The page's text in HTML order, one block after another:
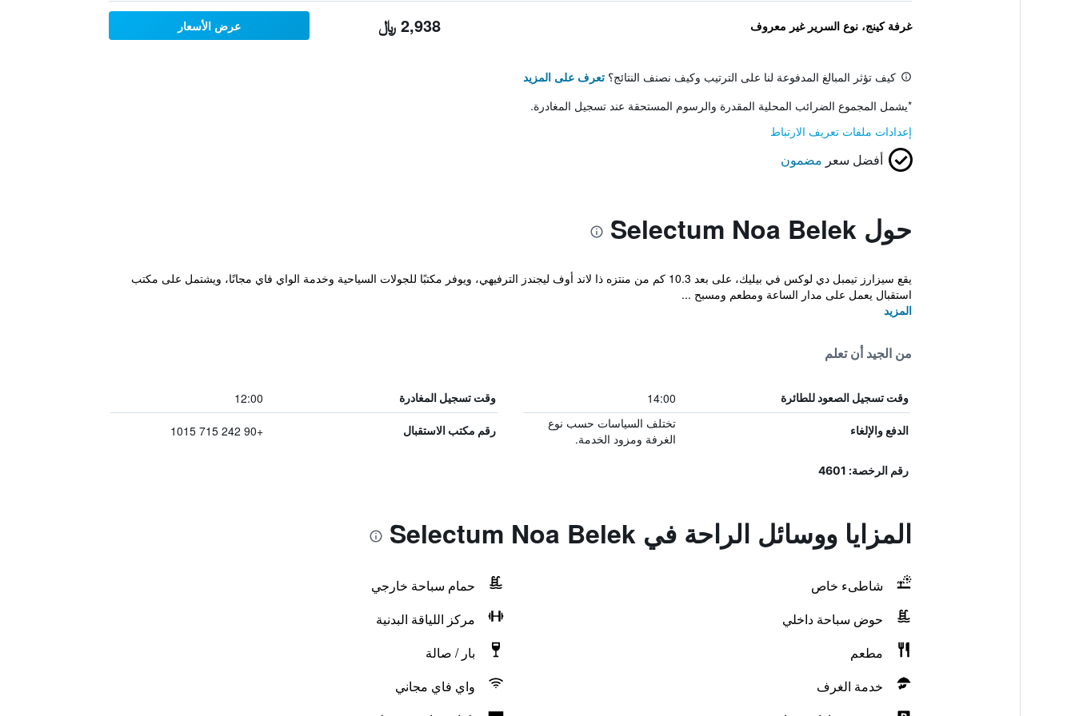
غرفة كينج، نوع السرير غير معروف 2,938 ﷼ عرض الأسعار
كيف تؤثر المبالغ المدفوعة لنا على الترتيب وكيف نصنف النتائج؟ تعرف على المزيد
*يشمل المجموع الضرائب المحلية المقدرة والرسوم المستحقة عند تسجيل المغادرة.
إعدادات ملفات تعريف الارتباط
أفضل سعر مضمون
حول Selectum Noa Belek
يقع سيزارز تيمبل دي لوكس في بيليك، على بعد 10.3 كم من منتزه ذا لاند أوف ليجندز الترفيهي، ويوفر مكتبًا للجولات السياحية وخدمة الواي فاي مجانًا، ويشتمل على مكتب
استقبال يعمل على مدار الساعة ومطعم ومسبح ...
المزيد
من الجيد أن تعلم
وقت تسجيل الصعود للطائرة 14:00 وقت تسجيل المغادرة 12:00
الدفع والإلغاء
تختلف السياسات حسب نوع
الغرفة ومزود الخدمة.
رقم مكتب الاستقبال +90 242 715 1015
رقم الرخصة: 4601
المزايا ووسائل الراحة في Selectum Noa Belek
شاطىء خاص
حمام سباحة خارجي
حوض سباحة داخلي
مركز اللياقة البدنية
مطعم
بار / صالة
خدمة الغرف
واي فاي مجاني